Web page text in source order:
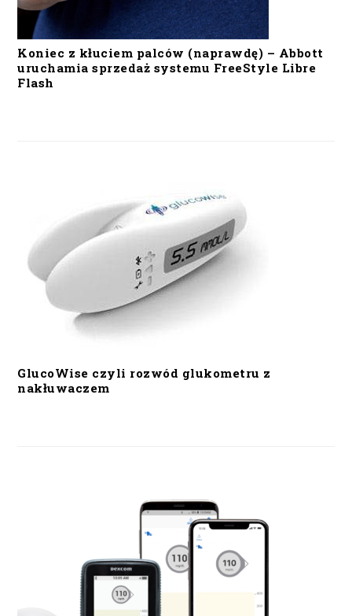
Koniec z kłuciem palców (naprawdę) – Abbott
uruchamia sprzedaż systemu FreeStyle Libre
Flash
GlucoWise czyli rozwód glukometru z
nakłuwaczem